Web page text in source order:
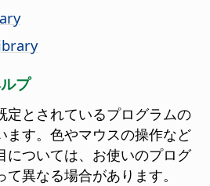
プ
定とされているプログラムの
ます。色やマウスの操作など
については、お使いのプログ
異なる場合があります。